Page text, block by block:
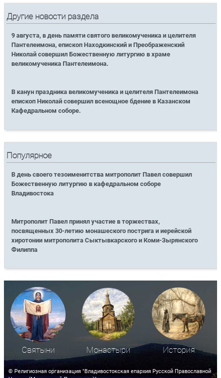
Другие новости раздела
9 августа, в день памяти святого великомученика и целителя
Пантелеимона, епископ Находкинский и Преображенский
Николай совершил Божественную литургию в храме
великомученика Пантелеимона.
В канун праздника великомученика и целителя Пантелеимона
епископ Николай совершил всенощное бдение в Казанском
Кафедральном соборе.
Популярное
В день своего тезоименитства митрополит Павел совершил
Божественную литургию в кафедральном соборе
Владивостока
Митрополит Павел принял участие в торжествах,
посвященных 30-летию монашеского пострига и иерейской
хиротонии митрополита Сыктывкарского и Коми-Зырянского
Филиппа
Святыни Монастыри История
© Религиозная организация "Владивостокская епархия Русской Православной